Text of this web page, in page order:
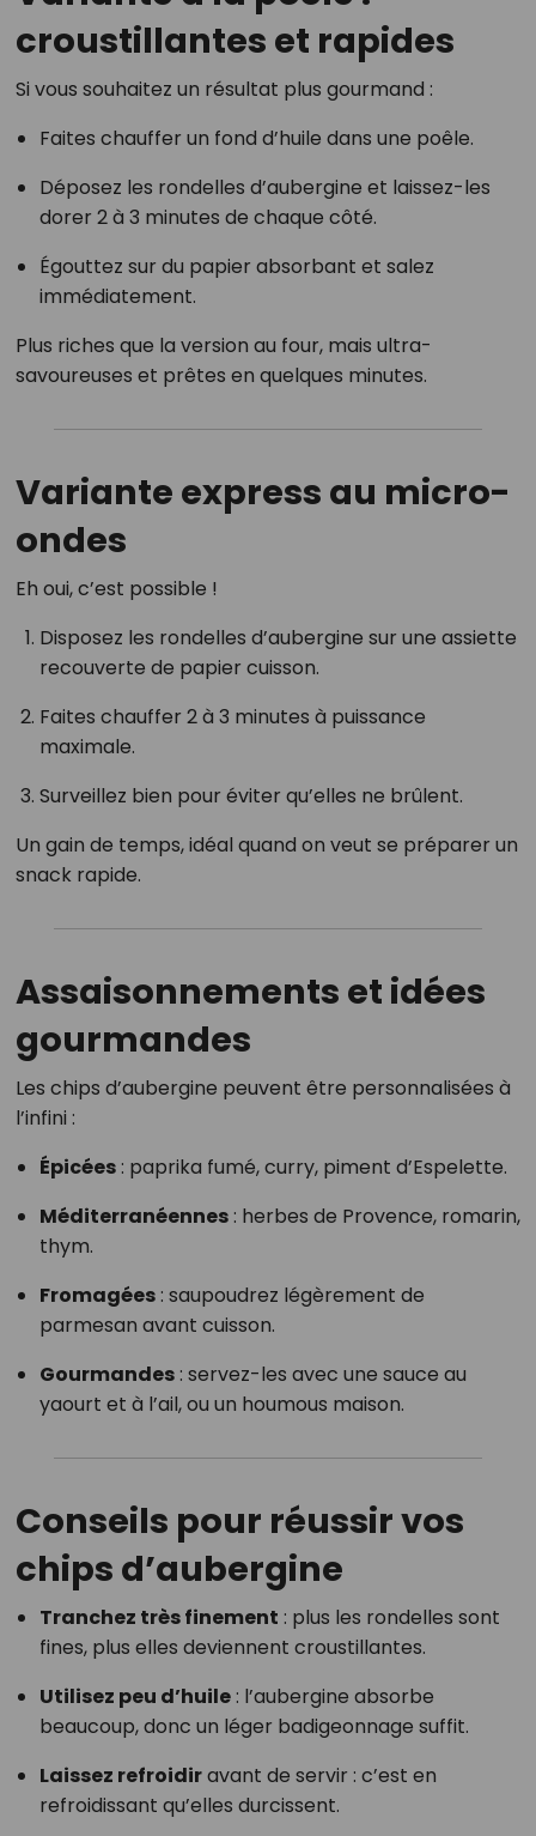
croustillantes et rapides
Si vous souhaitez un résultat plus gourmand :
Faites chauffer un fond d’huile dans une poêle.
Déposez les rondelles d’aubergine et laissez-les
dorer 2 à 3 minutes de chaque côté.
Égouttez sur du papier absorbant et salez
immédiatement.
Plus riches que la version au four, mais ultra-
savoureuses et prêtes en quelques minutes.
Variante express au micro-
ondes
Eh oui, c’est possible !
Disposez les rondelles d’aubergine sur une assiette
recouverte de papier cuisson.
Faites chauffer 2 à 3 minutes à puissance
maximale.
Surveillez bien pour éviter qu’elles ne brûlent.
Un gain de temps, idéal quand on veut se préparer un
snack rapide.
Assaisonnements et idées
gourmandes
Les chips d’aubergine peuvent être personnalisées à
l’infini :
Épicées: paprika fumé, curry, piment d’Espelette.
Méditerranéennes: herbes de Provence, romarin,
thym.
Fromagées: saupoudrez légèrement de
parmesan avant cuisson.
Gourmandes: servez-les avec une sauce au
yaourt et à l’ail, ou un houmous maison.
Conseils pour réussir vos
chips d’aubergine
Tranchez très finement : plus les rondelles sont
fines, plus elles deviennent croustillantes.
Utilisez peu d’huile: l’aubergine absorbe
beaucoup, donc un léger badigeonnage suffit.
Laissez refroidiravant de servir : c’est en
refroidissant qu’elles durcissent.